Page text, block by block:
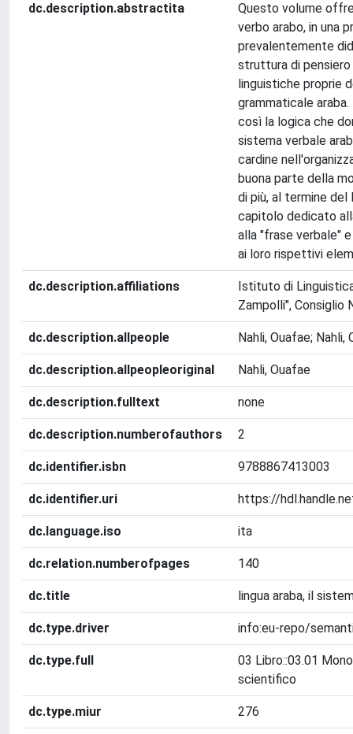
dc.description.abstractita
Questo volume
verbo arabo, in una
prevalentemente
struttura di
linguistiche proprie
grammaticale
così la logica che
sistema verbale
cardine
buona parte della
di più, al termine del
capitolo dedicato
alla "frase verbale"
ai loro rispettivi
dc.description.affiliations
Istituto di
Zampolli", Consiglio
dc.description.allpeople Nahli, Ouafae; Nahli,
dc.description.allpeopleoriginal Nahli, Ouafae
dc.description.fulltext none
dc.description.numberofauthors 2
dc.identifier.isbn 9788867413003
dc.identifier.uri https://
dc.language.iso ita
dc.relation.numberofpages 140
dc.title lingua araba, il
dc.type.driver info:eu-repo/
dc.type.full
03 Libro::03.01
scientifico
dc.type.miur 276